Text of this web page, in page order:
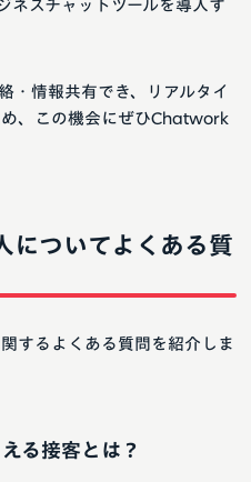
ネスチャットツールを導入す
・情報共有でき、リアルタイ
、この機会にぜひChatwork
についてよくある質
するよくある質問を紹介しま
る接客とは？